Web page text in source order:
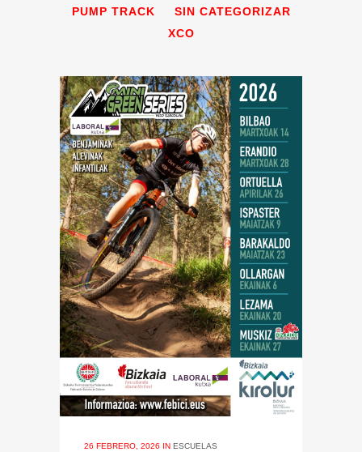
PUMP TRACK
SIN CATEGORIZAR
XCO
26 FEBRERO, 2026 IN ESCUELAS